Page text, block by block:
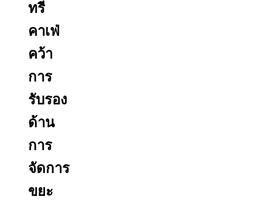
ทรี
คาเฟ่
คว้า
การ
รับรอง
ด้าน
การ
จัดการ
ขยะ